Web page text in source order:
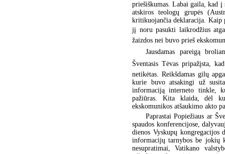
priešiškumas. Labai gaila, kad
atskiros teologų grupės
kritikuojančia deklaracija. Kaip
jį noru pasukti laikrodžius
žaizdos nei buvo prieš
Jausdamas pareigą
Šventasis Tėvas pripažįsta,
netikėtas. Reikšdamas gilų
kurie buvo atsakingi už
informaciją interneto tinkle,
pažiūras. Kita klaida, dėl
ekskomunikos atšaukimo akto
Paprastai Popiežiaus ar
spaudos konferencijose,
dienos Vyskupų kongregacijos
informacijų tarnybos be jokių
nesupratimai, Vatikano